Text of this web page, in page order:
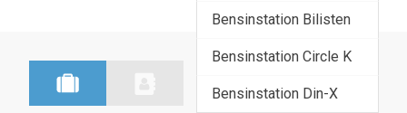
Bensinstation Bilisten
Bensinstation Circle K
Bensinstation Din-X